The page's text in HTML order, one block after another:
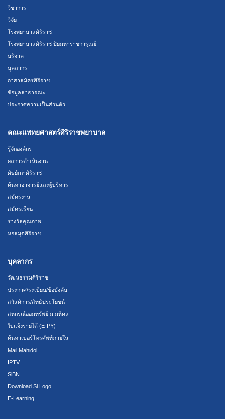
วิชาการ
วิจัย
โรงพยาบาลศิริราช
โรงพยาบาลศิริราช ปิยมหาราชการุณย์
บริจาค
บุคลากร
อาสาสมัครศิริราช
ข้อมูลสาธารณะ
ประกาศความเป็นส่วนตัว
คณะแพทยศาสตร์ศิริราชพยาบาล
รู้จักองค์กร
ผลการดำเนินงาน
ศิษย์เก่าศิริราช
ค้นหาอาจารย์และผู้บริหาร
สมัครงาน
สมัครเรียน
รางวัลคุณภาพ
หอสมุดศิริราช
บุคลากร
วัฒนธรรมศิริราช
ประกาศ/ระเบียบ/ข้อบังคับ
สวัสดิการ/สิทธิประโยชน์
สหกรณ์ออมทรัพย์ ม.มหิดล
ใบแจ้งรายได้ (E-PY)
ค้นหาเบอร์โทรศัพท์ภายใน
Mail Mahidol
IPTV
SiBN
Download Si Logo
E-Learning